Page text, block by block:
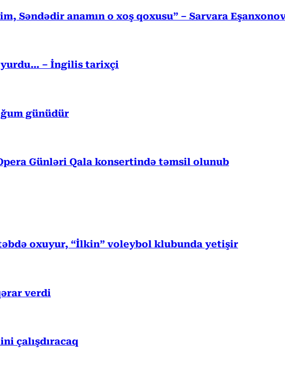
Səndədir anamın o xoş qoxusu” – Sarvara
yurdu… – İngilis tarixçi
günüdür
Günləri Qala konsertində təmsil olunub
oxuyur, “İlkin” voleybol klubunda yetişir
verdi
çalışdıracaq